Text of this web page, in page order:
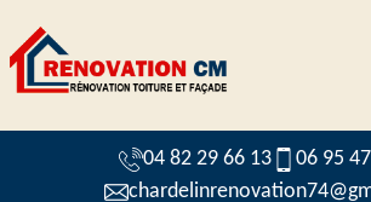
04 82 29 66 13
06 95